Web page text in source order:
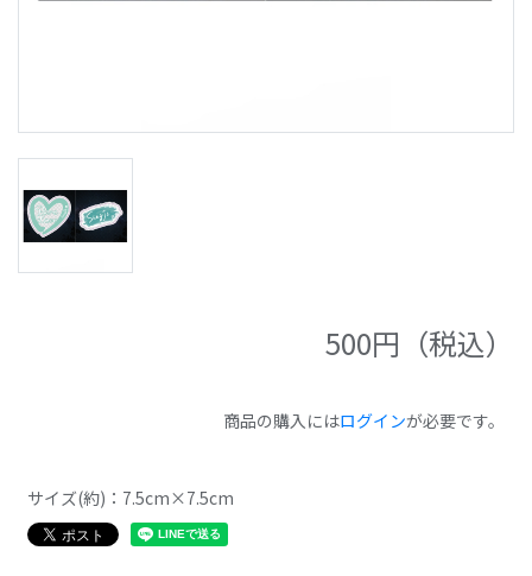
500円（税込）
商品の購入にはログインが必要です。
サイズ(約)：7.5cm×7.5cm